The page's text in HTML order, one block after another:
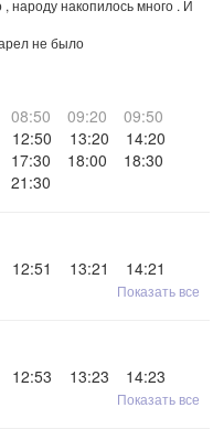
народу накопилось много . И
не было
08:50 09:20
09:50
12:50 13:20
14:20
17:30 18:00
18:30
21:30
12:51 13:21
14:21
Показать все
12:53 13:23
14:23
Показать все